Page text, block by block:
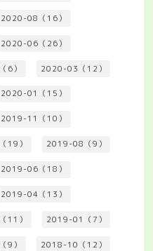
2020-08（16）
2020-06（26）
6） 2020-03（12）
2020-01（15）
2019-11（10）
19） 2019-08（9）
2019-06（18）
2019-04（13）
11） 2019-01（7）
9） 2018-10（12）